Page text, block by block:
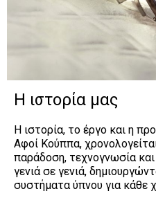
Η ιστορία μας
Η ιστορία, το έργο και η
Αφοί Κούππα,
παράδοση, τεχνογνωσία
γενιά σε γενιά,
συστήματα ύπνου για κάθε